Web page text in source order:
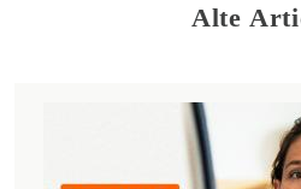
Alte